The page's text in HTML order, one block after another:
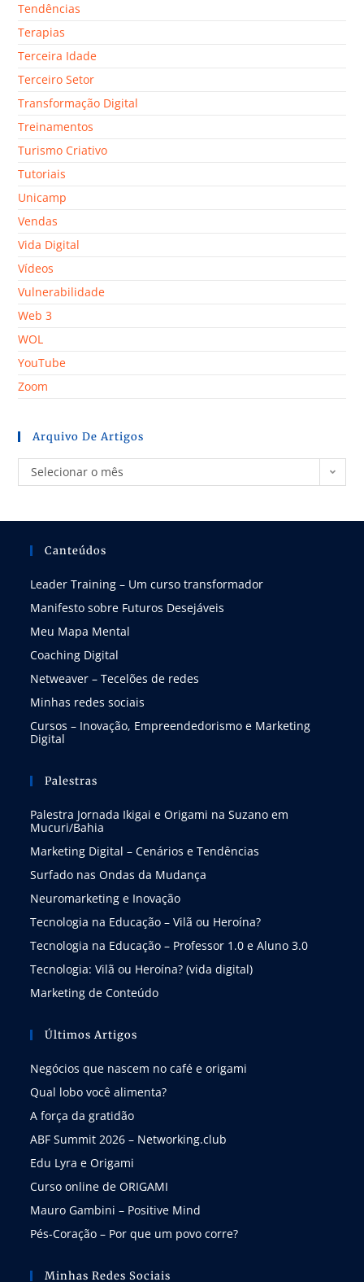
Tendências
Terapias
Terceira Idade
Terceiro Setor
Transformação Digital
Treinamentos
Turismo Criativo
Tutoriais
Unicamp
Vendas
Vida Digital
Vídeos
Vulnerabilidade
Web 3
WOL
YouTube
Zoom
Arquivo De Artigos
Selecionar o mês
Canteúdos
Leader Training – Um curso transformador
Manifesto sobre Futuros Desejáveis
Meu Mapa Mental
Coaching Digital
Netweaver – Tecelões de redes
Minhas redes sociais
Cursos – Inovação, Empreendedorismo e Marketing
Digital
Palestras
Palestra Jornada Ikigai e Origami na Suzano em
Mucuri/Bahia
Marketing Digital – Cenários e Tendências
Surfado nas Ondas da Mudança
Neuromarketing e Inovação
Tecnologia na Educação – Vilã ou Heroína?
Tecnologia na Educação – Professor 1.0 e Aluno 3.0
Tecnologia: Vilã ou Heroína? (vida digital)
Marketing de Conteúdo
Últimos Artigos
Negócios que nascem no café e origami
Qual lobo você alimenta?
A força da gratidão
ABF Summit 2026 – Networking.club
Edu Lyra e Origami
Curso online de ORIGAMI
Mauro Gambini – Positive Mind
Pés-Coração – Por que um povo corre?
Minhas Redes Sociais